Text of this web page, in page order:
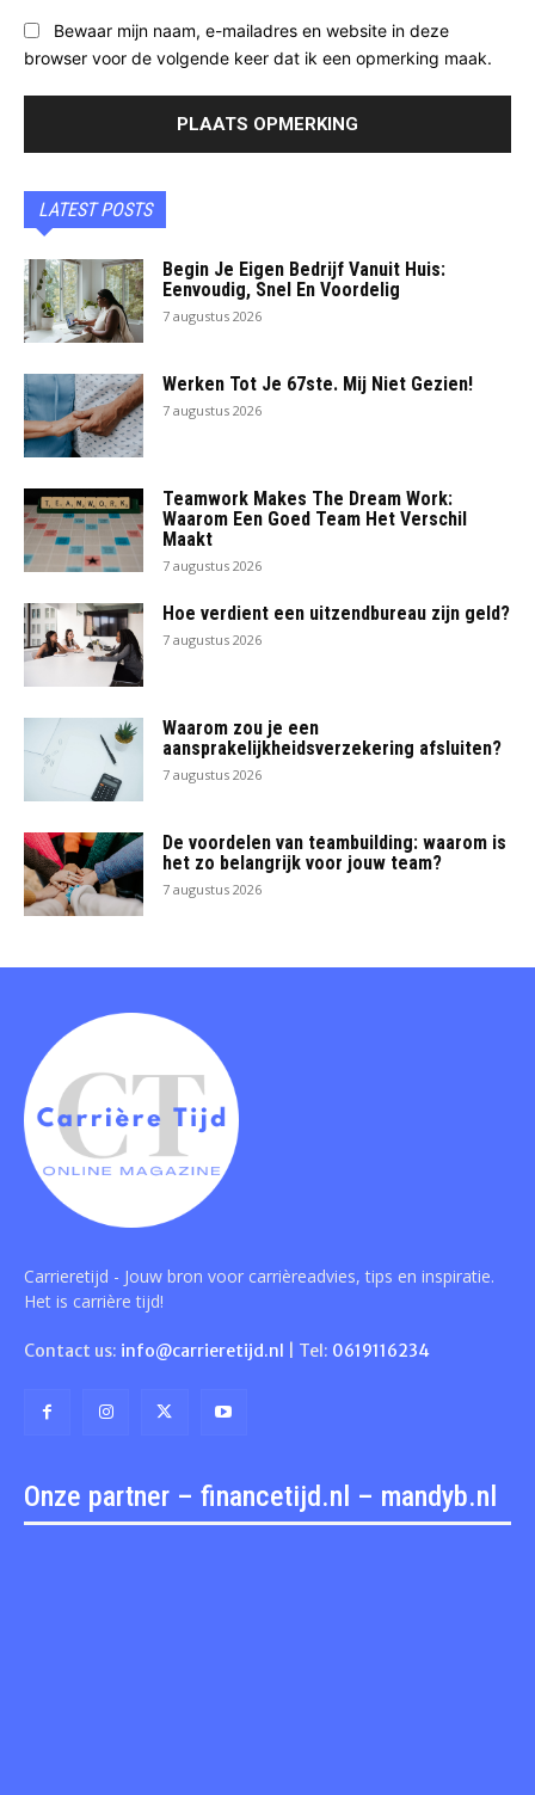
Bewaar mijn naam, e-mailadres en website in deze
browser voor de volgende keer dat ik een opmerking maak.
LATEST POSTS
Begin Je Eigen Bedrijf Vanuit Huis:
Eenvoudig, Snel En Voordelig
7 augustus 2026
Werken Tot Je 67ste. Mij Niet Gezien!
7 augustus 2026
Teamwork Makes The Dream Work:
Waarom Een Goed Team Het Verschil
Maakt
7 augustus 2026
Hoe verdient een uitzendbureau zijn geld?
7 augustus 2026
Waarom zou je een
aansprakelijkheidsverzekering afsluiten?
7 augustus 2026
De voordelen van teambuilding: waarom is
het zo belangrijk voor jouw team?
7 augustus 2026
Carrieretijd - Jouw bron voor carrièreadvies, tips en inspiratie.
Het is carrière tijd!
Contact us: info@carrieretijd.nl | Tel: 0619116234
Onze partner – financetijd.nl – mandyb.nl